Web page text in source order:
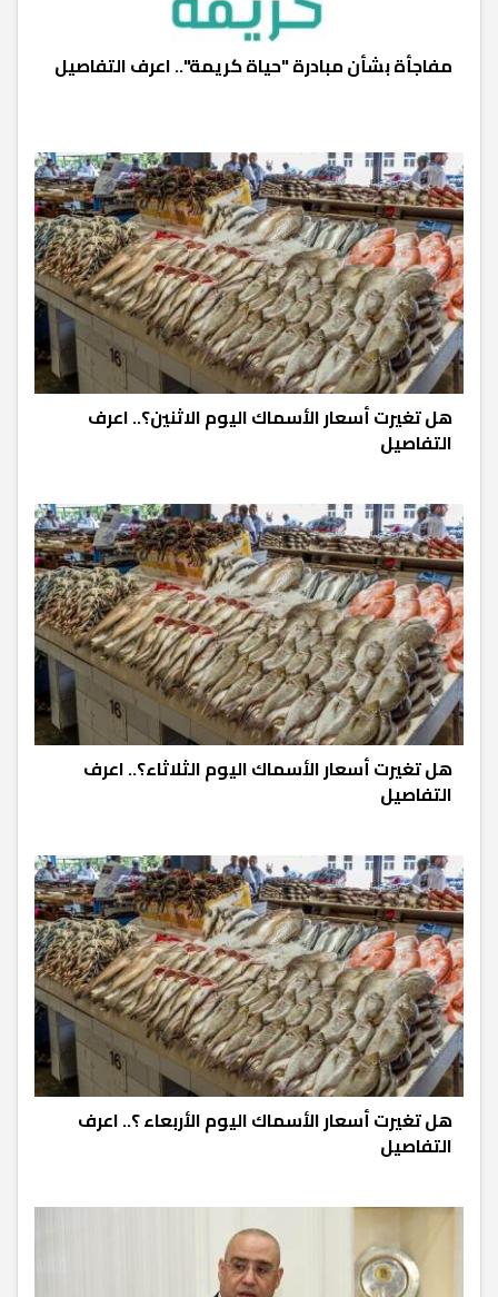
مفاجأة بشأن مبادرة "حياة كريمة".. اعرف التفاصيل
هل تغيرت أسعار الأسماك اليوم الاثنين؟.. اعرف
التفاصيل
هل تغيرت أسعار الأسماك اليوم الثلاثاء؟.. اعرف
التفاصيل
هل تغيرت أسعار الأسماك اليوم الأربعاء ؟.. اعرف
التفاصيل